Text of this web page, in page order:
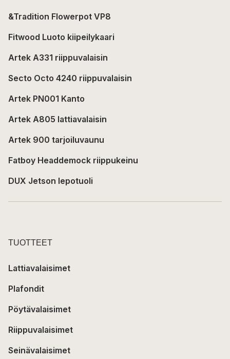
&Tradition Flowerpot VP8
Fitwood Luoto kiipeilykaari
Artek A331 riippuvalaisin
Secto Octo 4240 riippuvalaisin
Artek PN001 Kanto
Artek A805 lattiavalaisin
Artek 900 tarjoiluvaunu
Fatboy Headdemock riippukeinu
DUX Jetson lepotuoli
TUOTTEET
Lattiavalaisimet
Plafondit
Pöytävalaisimet
Riippuvalaisimet
Seinävalaisimet